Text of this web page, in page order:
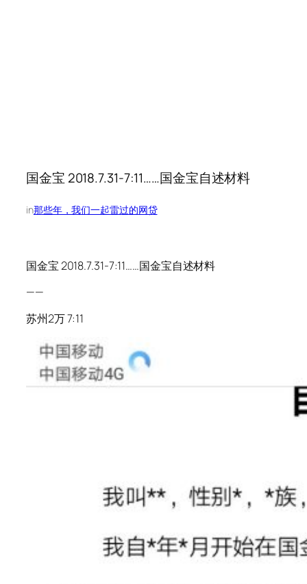
国金宝 2018.7.31-7:11……国金宝自述材料
in那些年，我们一起雷过的网贷
国金宝 2018.7.31-7:11……国金宝自述材料
——
苏州2万 7:11